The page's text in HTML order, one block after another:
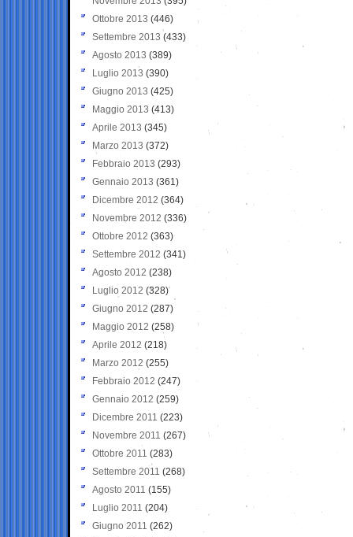
Ottobre 2013 (446)
Settembre 2013 (433)
Agosto 2013 (389)
Luglio 2013 (390)
Giugno 2013 (425)
Maggio 2013 (413)
Aprile 2013 (345)
Marzo 2013 (372)
Febbraio 2013 (293)
Gennaio 2013 (361)
Dicembre 2012 (364)
Novembre 2012 (336)
Ottobre 2012 (363)
Settembre 2012 (341)
Agosto 2012 (238)
Luglio 2012 (328)
Giugno 2012 (287)
Maggio 2012 (258)
Aprile 2012 (218)
Marzo 2012 (255)
Febbraio 2012 (247)
Gennaio 2012 (259)
Dicembre 2011 (223)
Novembre 2011 (267)
Ottobre 2011 (283)
Settembre 2011 (268)
Agosto 2011 (155)
Luglio 2011 (204)
Giugno 2011 (262)